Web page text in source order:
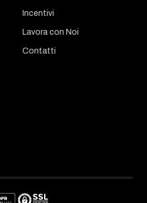
Incentivi
Lavora con Noi
Contatti